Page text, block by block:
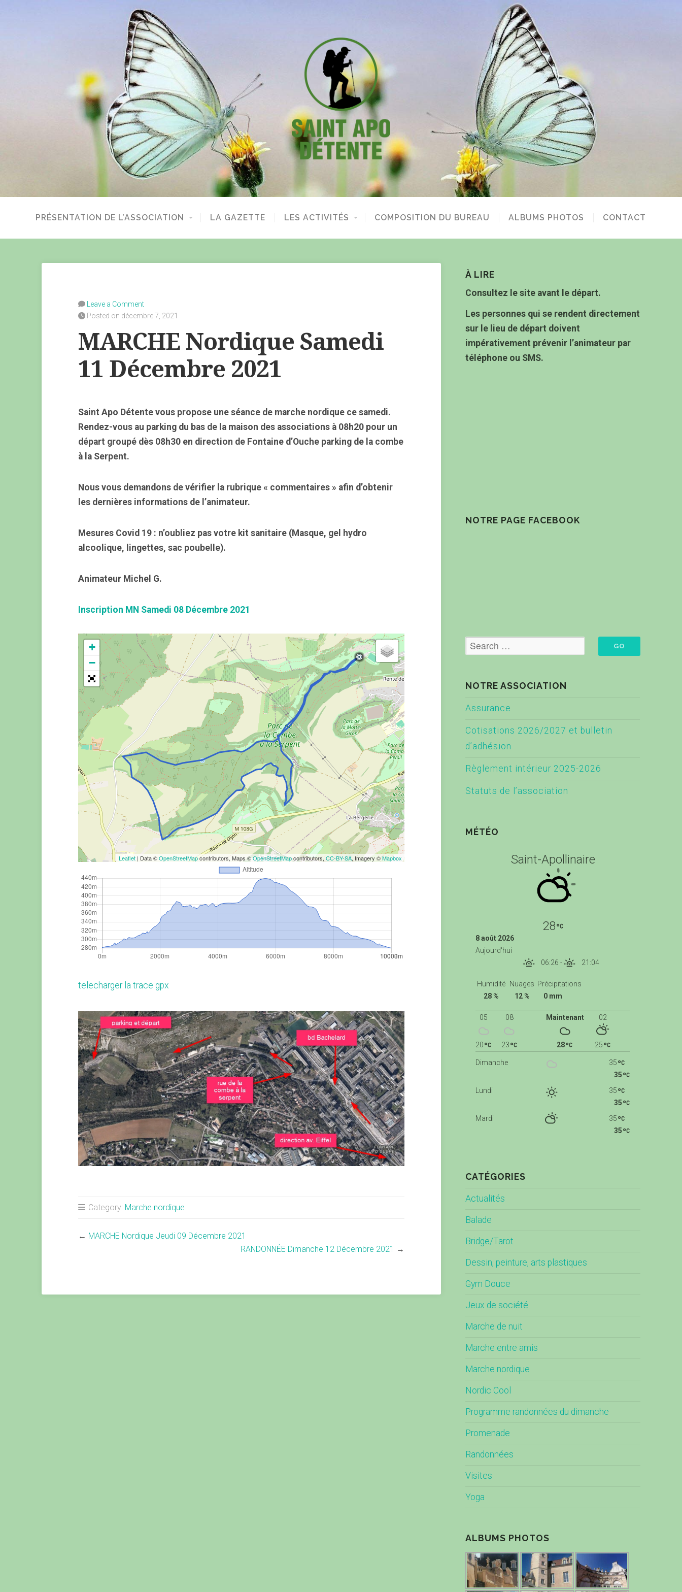
PRÉSENTATION DE L’ASSOCIATION LA GAZETTE LES ACTIVITÉS COMPOSITION DU BUREAU ALBUMS PHOTOS CONTACT
Leave a Comment
Posted on décembre 7, 2021
MARCHE Nordique Samedi
11 Décembre 2021
Saint Apo Détente vous propose une séance de marche nordique ce samedi.
Rendez-vous au parking du bas de la maison des associations à 08h20 pour un
départ groupé dès 08h30 en direction de Fontaine d’Ouche parking de la combe
à la Serpent.
Nous vous demandons de vérifier la rubrique « commentaires » afin d’obtenir
les dernières informations de l’animateur.
Mesures Covid 19 : n’oubliez pas votre kit sanitaire (Masque, gel hydro
alcoolique, lingettes, sac poubelle).
Animateur Michel G.
Inscription MN Samedi 08 Décembre 2021
+
−
Leaflet | Data ©OpenStreetMapcontributors, Maps ©OpenStreetMapcontributors,CC-BY-SA, Imagery ©Mapbox
telecharger la trace gpx
Category: Marche nordique
← MARCHE Nordique Jeudi 09 Décembre 2021
RANDONNÉE Dimanche 12 Décembre 2021 →
À LIRE
Consultez le site avant le départ.
Les personnes qui se rendent directement
sur le lieu de départ doivent
impérativement prévenir l’animateur par
téléphone ou SMS.
NOTRE PAGE FACEBOOK
NOTRE ASSOCIATION
Assurance
Cotisations 2026/2027 et bulletin
d’adhésion
Règlement intérieur 2025-2026
Statuts de l’association
MÉTÉO
Saint-Apollinaire
28
8 août 2026
Aujourd'hui
06:26 - 21:04
Humidité
28 %
Nuages
12 %
Précipitations
0 mm
Maintenant
28
02
25
05
20
08
23
Dimanche
35
35
Lundi
35
35
Mardi
35
35
CATÉGORIES
Actualités
Balade
Bridge/Tarot
Dessin, peinture, arts plastiques
Gym Douce
Jeux de société
Marche de nuit
Marche entre amis
Marche nordique
Nordic Cool
Programme randonnées du dimanche
Promenade
Randonnées
Visites
Yoga
ALBUMS PHOTOS